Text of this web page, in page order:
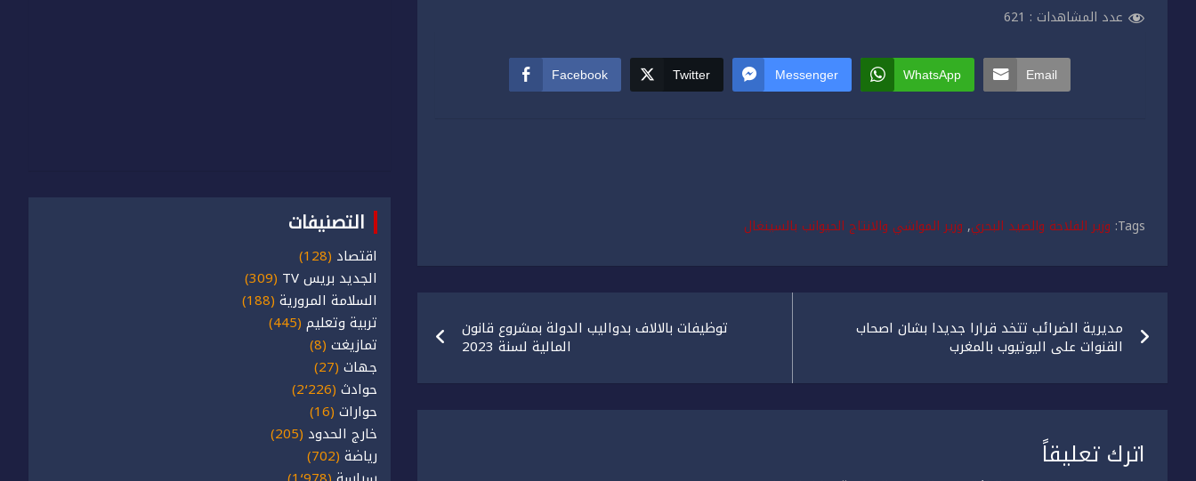
عدد المشاهدات : 621
Facebook Twitter Messenger WhatsApp Email
Tags: وزير الفلاحة والصيد البحري, وزير المواشي والانتاج الحيوانب بالسينغال
تصفّح
المقالات
مديرية الضرائب تتخد قرارا جديدا بشان اصحاب
القنوات على اليوتيوب بالمغرب
توظيفات بالالاف بدواليب الدولة بمشروع قانون
المالية لسنة 2023
اترك تعليقاً
التصنيفات
اقتصاد (128)
الجديد بريس TV
(309)
السلامة المرورية (188)
تربية وتعليم (445)
تمازيغت (8)
جهات (27)
حوادث (2٬226)
حوارات (16)
خارج الحدود (205)
رياضة (702)